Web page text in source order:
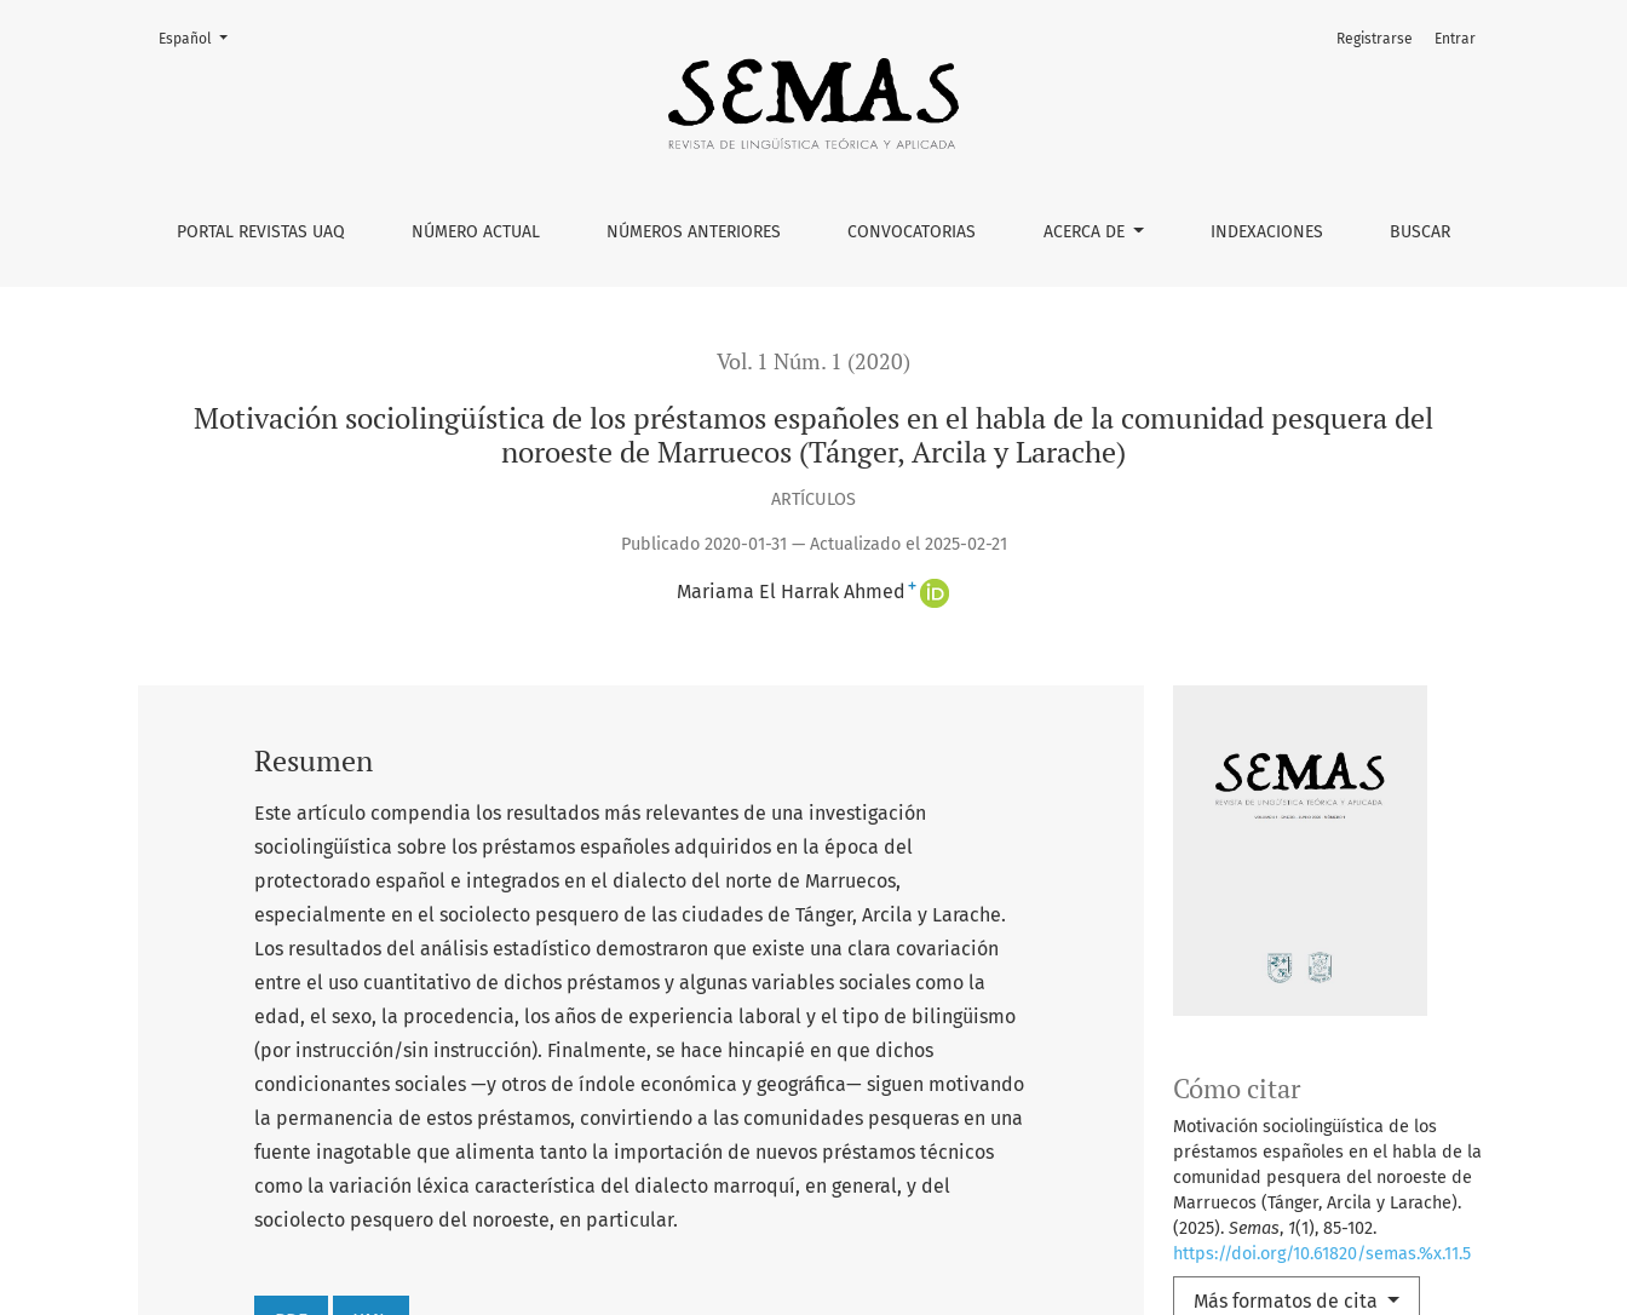
Motivación sociolingüística de los préstamos españoles en el habla de la comunidad pesquera del noroeste de Marruecos (Tánger, Arcila y Larache)
PORTAL REVISTAS UAQ NÚMERO ACTUAL NÚMEROS ANTERIORES CONVOCATORIAS ACERCA DE INDEXACIONES BUSCAR
Registrarse Entrar
Cambiar el idioma. El actual es:
Español
Vol. 1 Núm. 1 (2020)
Motivación sociolingüística de los préstamos españoles en el habla de la comunidad pesquera del
noroeste de Marruecos (Tánger, Arcila y Larache)
ARTÍCULOS
Publicado 2020-01-31 — Actualizado el 2025-02-21
Mariama El Harrak Ahmed +
Cómo citar
Motivación sociolingüística de los
préstamos españoles en el habla de la
comunidad pesquera del noroeste de
Marruecos (Tánger, Arcila y Larache).
(2025). Semas, 1(1), 85-102.
https://doi.org/10.61820/semas.%x.11.5
Más formatos de cita
Resumen
Este artículo compendia los resultados más relevantes de una investigación
sociolingüística sobre los préstamos españoles adquiridos en la época del
protectorado español e integrados en el dialecto del norte de Marruecos,
especialmente en el sociolecto pesquero de las ciudades de Tánger, Arcila y Larache.
Los resultados del análisis estadístico demostraron que existe una clara covariación
entre el uso cuantitativo de dichos préstamos y algunas variables sociales como la
edad, el sexo, la procedencia, los años de experiencia laboral y el tipo de bilingüismo
(por instrucción/sin instrucción). Finalmente, se hace hincapié en que dichos
condicionantes sociales —y otros de índole económica y geográfica— siguen motivando
la permanencia de estos préstamos, convirtiendo a las comunidades pesqueras en una
fuente inagotable que alimenta tanto la importación de nuevos préstamos técnicos
como la variación léxica característica del dialecto marroquí, en general, y del
sociolecto pesquero del noroeste, en particular.